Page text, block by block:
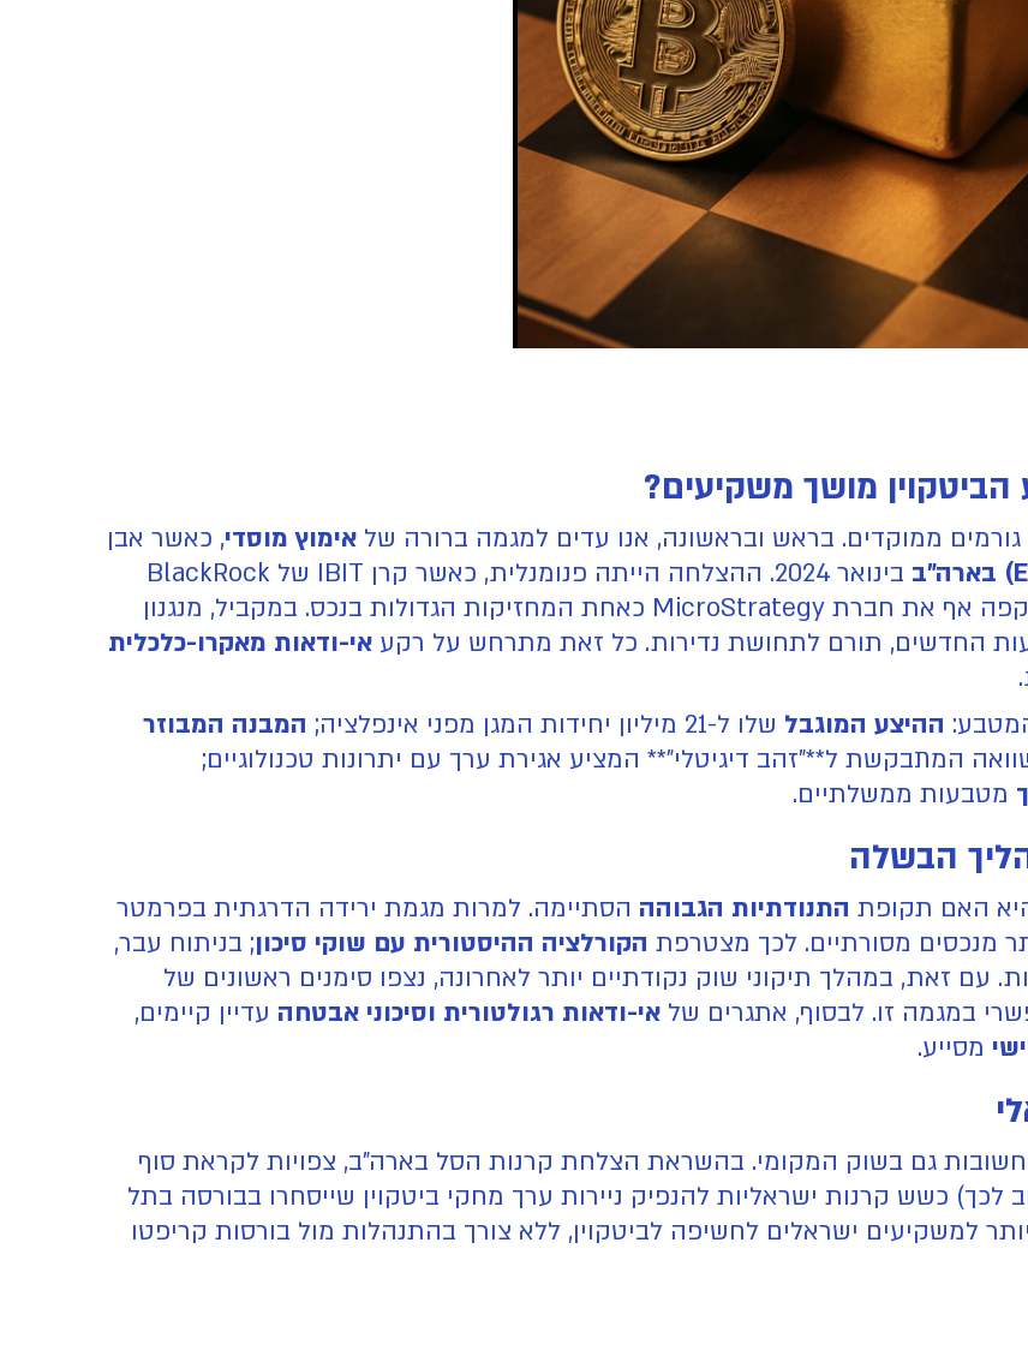
הביטקוין מושך משקיעים?
ממוקדים. בראש ובראשונה, אנו עדים למגמה ברורה של אימוץ מוסדי, כאשר אבן
בינואר 2024. ההצלחה הייתה פנומנלית, כאשר קרן IBIT של BlackRock
החדשים, תורם לתחושת נדירות. כל זאת מתרחש על רקע אי-ודאות מאקרו-כלכלית
ההיצע המוגבל שלו ל-21 מיליון יחידות המגן מפני אינפלציה;
המבנה המבוזר
המתבקשת ל**"זהב דיגיטלי"** המציע אגירת ערך עם יתרונות טכנולוגיים;
מטבעות ממשלתיים.
הבשלה
האם תקופת התנודתיות הגבוהה הסתיימה. למרות מגמת ירידה הדרגתית בפרמטר
מנכסים מסורתיים. לכך מצטרפת הקורלציה ההיסטורית עם שוקי סיכון; בניתוח עבר,
עם זאת, במהלך תיקוני שוק נקודתיים יותר לאחרונה, נצפו סימנים ראשונים של
אי-ודאות רגולטורית וסיכוני אבטחה עדיין קיימים,
מסייע.
חשובות גם בשוק המקומי. בהשראת הצלחת קרנות הסל בארה"ב, צפויות לקראת סוף
ה-31 בדצמבר או קרוב לכך) כשש קרנות ישראליות להנפיק ניירות ערך מחקי ביטקוין שייסחרו בבורסה בתל
למשקיעים ישראלים לחשיפה לביטקוין, ללא צורך בהתנהלות מול בורסות קריפטו